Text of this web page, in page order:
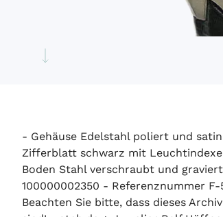
- Gehäuse Edelstahl poliert und
Zifferblatt schwarz mit
Boden Stahl verschraubt und
100000002350 - Referenznummer
Beachten Sie bitte, dass dieses